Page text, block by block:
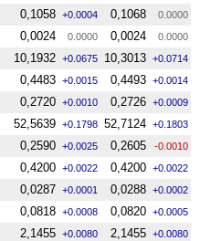
0,1058 +0.0004 0,1068 0.0000
0,0024 0.0000 0,0024 0.0000
10,1932 +0.0675 10,3013 +0.0714
0,4483 +0.0015 0,4493 +0.0014
0,2720 +0.0010 0,2726 +0.0009
52,5639 +0.1798 52,7124 +0.1803
0,2590 +0.0025 0,2605 -0.0010
0,4200 +0.0022 0,4200 +0.0022
0,0287 +0.0001 0,0288 +0.0002
0,0818 +0.0008 0,0820 +0.0005
2,1455 +0.0080 2,1455 +0.0080